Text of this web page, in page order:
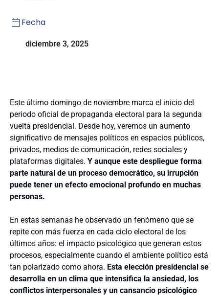
Fecha
diciembre 3, 2025
Este último domingo de noviembre marca el inicio del
periodo oficial de propaganda electoral para la segunda
vuelta presidencial. Desde hoy, veremos un aumento
significativo de mensajes políticos en espacios públicos,
privados, medios de comunicación, redes sociales y
plataformas digitales. Y aunque este despliegue forma
parte natural de un proceso democrático, su irrupción
puede tener un efecto emocional profundo en muchas
personas.
En estas semanas he observado un fenómeno que se
repite con más fuerza en cada ciclo electoral de los
últimos años: el impacto psicológico que generan estos
procesos, especialmente cuando el ambiente político está
tan polarizado como ahora. Esta elección presidencial se
desarrolla en un clima que intensifica la ansiedad, los
conflictos interpersonales y un cansancio psicológico